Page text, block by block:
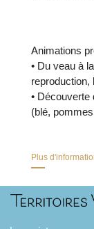
Animations
• Du veau à
reproduction,
• Découverte
(blé,
Plus